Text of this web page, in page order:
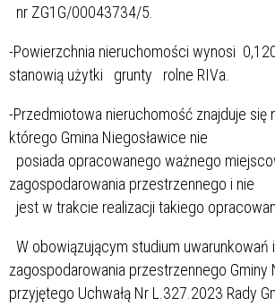
nr ZG1G/00043734/5.
-Powierzchnia nieruchomości wynosi
stanowią użytki grunty rolne RIVa.
-Przedmiotowa nieruchomość znajduje się
którego Gmina Niegosławice nie
posiada opracowanego ważnego
zagospodarowania przestrzennego i nie
jest w trakcie realizacji takiego
W obowiązującym studium uwarunkowań
zagospodarowania przestrzennego Gminy
przyjętego Uchwałą Nr L.327.2023 Rady